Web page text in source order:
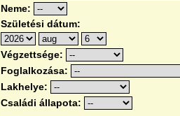
Neme:
Születési dátum:
Végzettsége:
Foglalkozása:
Lakhelye:
Családi állapota: